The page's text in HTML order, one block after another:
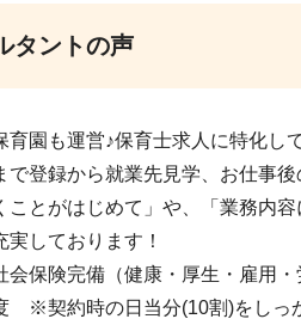
タントの声
園も運営♪保育士求人に特化し
登録から就業先見学、お仕事後
とがはじめて」や、「業務内
しております！
会保険完備（健康・厚生・雇
※契約時の日当分(10割)をしっ